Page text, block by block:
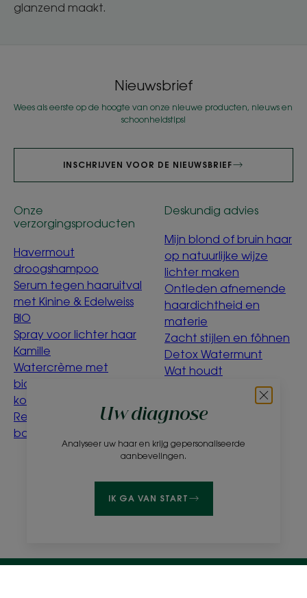
glanzend maakt.
Uw diagnose
Analyseer uw haar en krijg gepersonaliseerde
aanbevelingen.
IK GA VAN START
Nieuwsbrief
Wees als eerste op de hoogte van onze nieuwe producten, nieuws en
schoonheidstips!
INSCHRIJVEN VOOR DE NIEUWSBRIEF
Onze
verzorgingsproducten
Havermout
droogshampoo
Serum tegen haaruitval
met Kinine & Edelweiss
BIO
Spray voor lichter haar
Kamille
Watercrème met
biologische
korenbloem
Reinigingswater voor
baby's met Calendula
Deskundig advies
Mijn blond of bruin haar
op natuurlijke wijze
lichter maken
Ontleden afnemende
haardichtheid en
materie
Zacht stijlen en föhnen
Detox Watermunt
Wat houdt
Veelgestelde vragenContact